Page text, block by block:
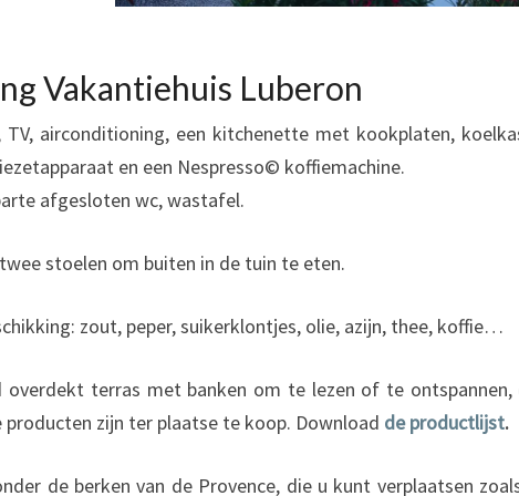
Vakantiehuis Luberon
airconditioning, een kitchenette met kookplaten,
en een Nespresso© koffiemachine.
afgesloten wc, wastafel.
stoelen om buiten in de tuin te eten.
zout, peper, suikerklontjes, olie, azijn, thee, koffie…
terras met banken om te lezen of te ontspannen,
producten zijn ter plaatse te koop. Download de productlijst.
de berken van de Provence, die u kunt verplaatsen